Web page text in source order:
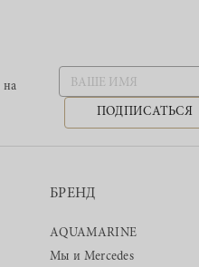
на
ПОДПИСАТЬСЯ
БРЕНД
AQUAMARINE
Мы и Mercedes